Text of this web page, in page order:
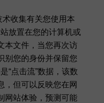
收集有关您使用本
放置在您的计算机或
本文件，当您再次访
别您的身份并保留您
“点击流”数据，该数
，但可以反映您在网
网站体验，预测可能